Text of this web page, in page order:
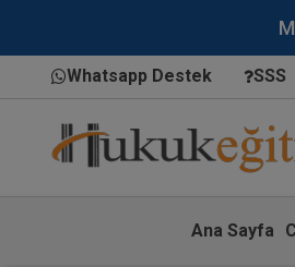
Whatsapp Destek SSS
Ana Sayfa